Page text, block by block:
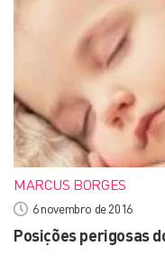
MARCUS BORGES
6 novembro de 2016
Posições perigosas